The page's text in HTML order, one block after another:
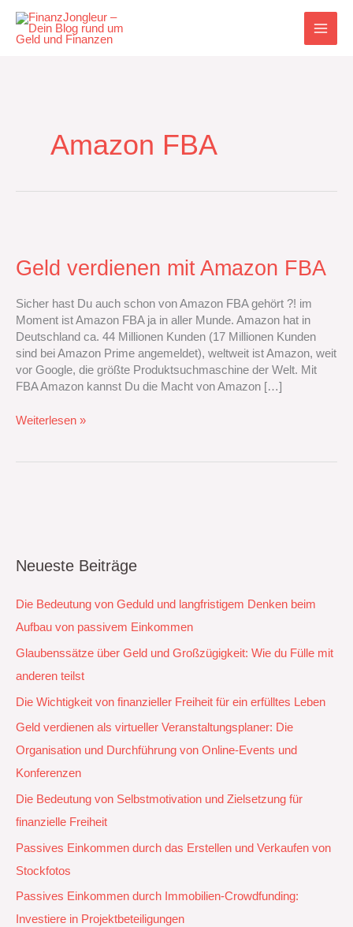
Inhalt
springen
Amazon FBA
Geld verdienen mit Amazon FBA
Sicher hast Du auch schon von Amazon FBA gehört ?! im
Moment ist Amazon FBA ja in aller Munde. Amazon hat in
Deutschland ca. 44 Millionen Kunden (17 Millionen Kunden
sind bei Amazon Prime angemeldet), weltweit ist Amazon, weit
vor Google, die größte Produktsuchmaschine der Welt. Mit
FBA Amazon kannst Du die Macht von Amazon […]
mit
Amazon
Weiterlesen »
Neueste Beiträge
Die Bedeutung von Geduld und langfristigem Denken beim
Aufbau von passivem Einkommen
Glaubenssätze über Geld und Großzügigkeit: Wie du Fülle mit
anderen teilst
Die Wichtigkeit von finanzieller Freiheit für ein erfülltes Leben
Geld verdienen als virtueller Veranstaltungsplaner: Die
Organisation und Durchführung von Online-Events und
Konferenzen
Die Bedeutung von Selbstmotivation und Zielsetzung für
finanzielle Freiheit
Passives Einkommen durch das Erstellen und Verkaufen von
Stockfotos
Passives Einkommen durch Immobilien-Crowdfunding:
Investiere in Projektbeteiligungen